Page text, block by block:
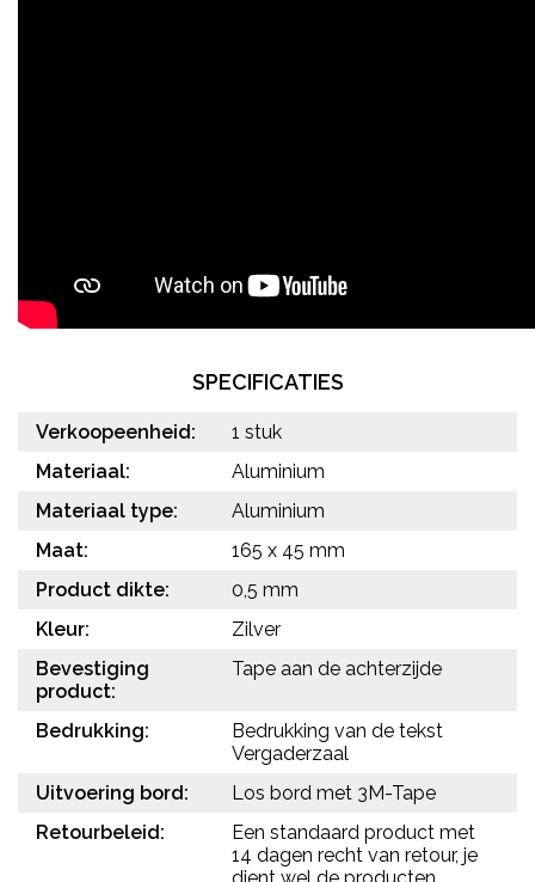
SPECIFICATIES
Verkoopeenheid:
1 stuk
Materiaal:
Aluminium
Materiaal type:
Aluminium
Maat:
165 x 45 mm
Product dikte:
0,5 mm
Kleur:
Zilver
Bevestiging
product:
Tape aan de achterzijde
Bedrukking:
Bedrukking van de tekst
Vergaderzaal
Uitvoering bord:
Los bord met 3M-Tape
Retourbeleid:
Een standaard product met
14 dagen recht van retour, je
dient wel de producten